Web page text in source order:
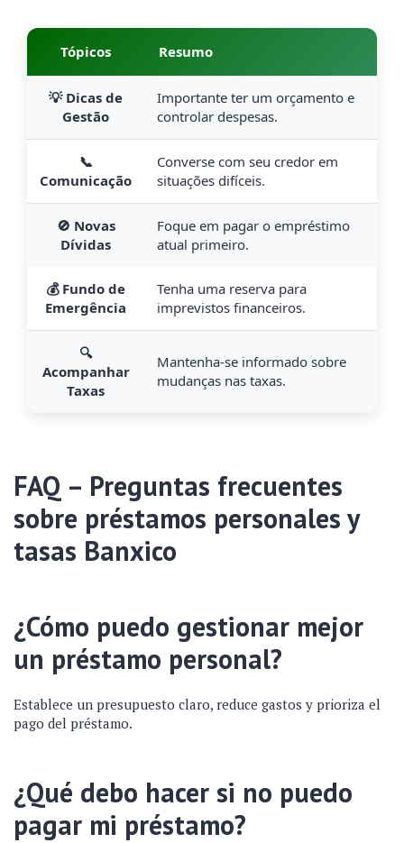
Tópicos Resumo
💡 Dicas de
Gestão
Importante ter um orçamento e
controlar despesas.
📞
Comunicação
Converse com seu credor em
situações difíceis.
🚫 Novas
Dívidas
Foque em pagar o empréstimo
atual primeiro.
💰 Fundo de
Emergência
Tenha uma reserva para
imprevistos financeiros.
🔍
Acompanhar
Taxas
Mantenha-se informado sobre
mudanças nas taxas.
FAQ – Preguntas frecuentes
sobre préstamos personales y
tasas Banxico
¿Cómo puedo gestionar mejor
un préstamo personal?
Establece un presupuesto claro, reduce gastos y prioriza el
pago del préstamo.
¿Qué debo hacer si no puedo
pagar mi préstamo?